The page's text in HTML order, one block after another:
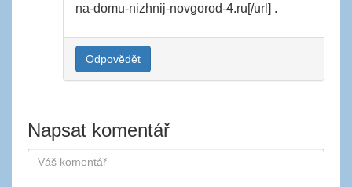
na-domu-nizhnij-novgorod-4.ru[/url] .
Odpovědět
Napsat komentář